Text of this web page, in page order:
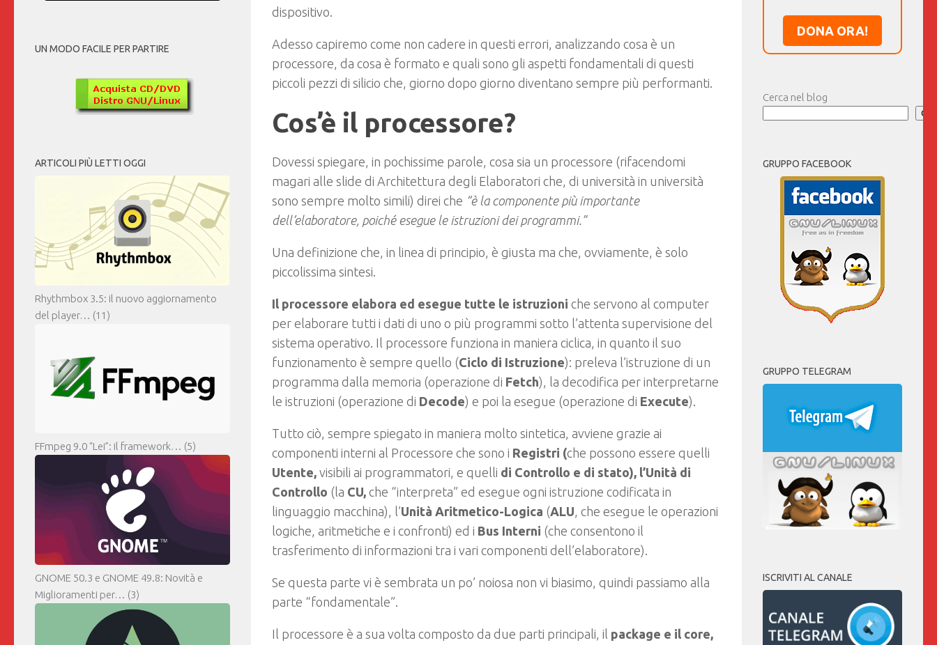
dispositivo.
Adesso capiremo come non cadere in questi errori, analizzando cosa è un
processore, da cosa è formato e quali sono gli aspetti fondamentali di questi
piccoli pezzi di silicio che, giorno dopo giorno diventano sempre più performanti.
Cos’è il processore?
Dovessi spiegare, in pochissime parole, cosa sia un processore (rifacendomi
magari alle slide di Architettura degli Elaboratori che, di università in università
sono sempre molto simili) direi che “è la componente più importante
dell’elaboratore, poiché esegue le istruzioni dei programmi.”
Una definizione che, in linea di principio, è giusta ma che, ovviamente, è solo
piccolissima sintesi.
Il processore elabora ed esegue tutte le istruzioni che servono al computer
per elaborare tutti i dati di uno o più programmi sotto l’attenta supervisione del
sistema operativo. Il processore funziona in maniera ciclica, in quanto il suo
funzionamento è sempre quello (Ciclo di Istruzione): preleva l’istruzione di un
programma dalla memoria (operazione di Fetch), la decodifica per interpretarne
le istruzioni (operazione di Decode) e poi la esegue (operazione di Execute).
Tutto ciò, sempre spiegato in maniera molto sintetica, avviene grazie ai
componenti interni al Processore che sono i Registri (che possono essere quelli
Utente, visibili ai programmatori, e quelli di Controllo e di stato), l’Unità di
Controllo (la CU, che “interpreta” ed esegue ogni istruzione codificata in
linguaggio macchina), l’Unità Aritmetico-Logica (ALU, che esegue le operazioni
logiche, aritmetiche e i confronti) ed i Bus Interni (che consentono il
trasferimento di informazioni tra i vari componenti dell’elaboratore).
Se questa parte vi è sembrata un po’ noiosa non vi biasimo, quindi passiamo alla
parte “fondamentale”.
Il processore è a sua volta composto da due parti principali, il package e il core,
UN MODO FACILE PER PARTIRE
ARTICOLI PIÙ LETTI OGGI
Rhythmbox 3.5: il nuovo aggiornamento
del player… (11)
FFmpeg 9.0 “Lei”: il framework… (5)
GNOME 50.3 e GNOME 49.8: Novità e
Miglioramenti per… (3)
DONA ORA!
Cerca nel blog
GRUPPO FACEBOOK
GRUPPO TELEGRAM
ISCRIVITI AL CANALE